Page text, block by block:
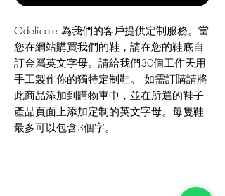
Odelicate 為我們的客戶提供定制服務。當
您在網站購買我們的鞋，請在您的鞋底自
訂金屬英文字母。請給我們30個工作天用
手工製作你的獨特定制鞋。 如需訂購請將
此商品添加到購物車中，並在所選的鞋子
產品頁面上添加定制的英文字母。每隻鞋
最多可以包含3個字。